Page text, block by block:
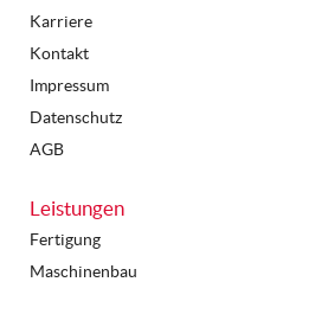
Karriere
Kontakt
Impressum
Datenschutz
AGB
Leistungen
Fertigung
Maschinenbau